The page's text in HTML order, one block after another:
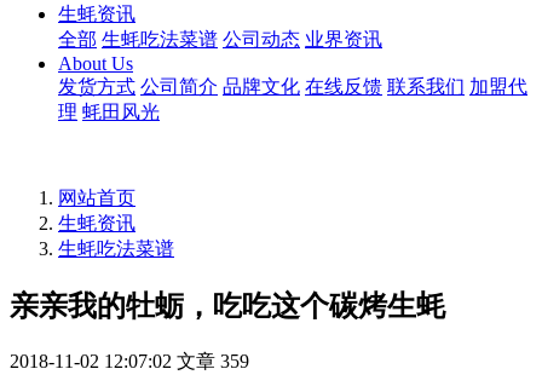
生蚝资讯
全部 生蚝吃法菜谱 公司动态 业界资讯
About Us
发货方式 公司简介 品牌文化 在线反馈 联系我们 加盟代
理 蚝田风光
网站首页
生蚝资讯
生蚝吃法菜谱
亲亲我的牡蛎，吃吃这个碳烤生蚝
2018-11-02 12:07:02 文章 359